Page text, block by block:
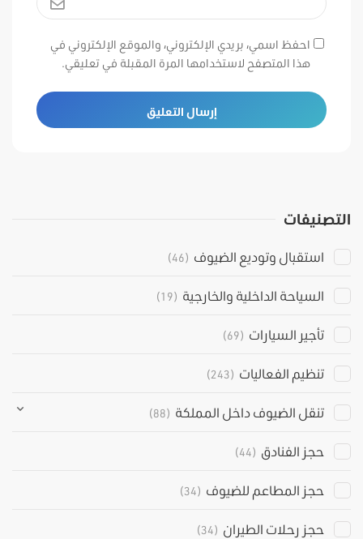
احفظ اسمي، بريدي الإلكتروني، والموقع الإلكتروني في
هذا المتصفح لاستخدامها المرة المقبلة في تعليقي.
التصنيفات
استقبال وتوديع الضيوف (46)
السياحة الداخلية والخارجية (19)
تأجير السيارات (69)
تنظيم الفعاليات (243)
تنقل الضيوف داخل المملكة (88)
حجز الفنادق (44)
حجز المطاعم للضيوف (34)
حجز رحلات الطيران (34)